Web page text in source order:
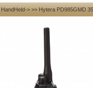
HandHeld-> >> Hytera PD985GMD